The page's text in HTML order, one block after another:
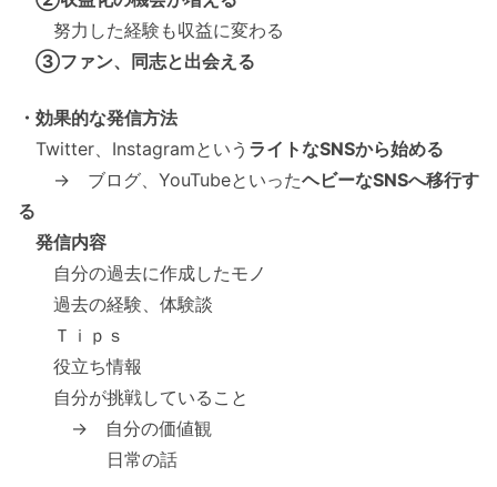
努力した経験も収益に変わる
③ファン、同志と出会える
・効果的な発信方法
Twitter、Instagramという ライトなSNSから始める
→ ブログ、YouTubeといったヘビーなSNSへ移行す
る
発信内容
自分の過去に作成したモノ
過去の経験、体験談
Ｔｉｐｓ
役立ち情報
自分が挑戦していること
→ 自分の価値観
日常の話